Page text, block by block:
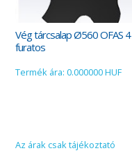
Vég tárcsalap Ø560 OFAS 4
furatos
Termék ára: 0.000000 HUF
Az árak csak tájékoztató